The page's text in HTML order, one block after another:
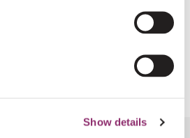
Show details